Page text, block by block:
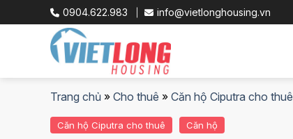
to
0904.622.983 info@vietlonghousing.vn
Trang chủ » Cho thuê » Căn hộ Ciputra cho thuê
Căn hộ Ciputra cho thuê Căn hộ